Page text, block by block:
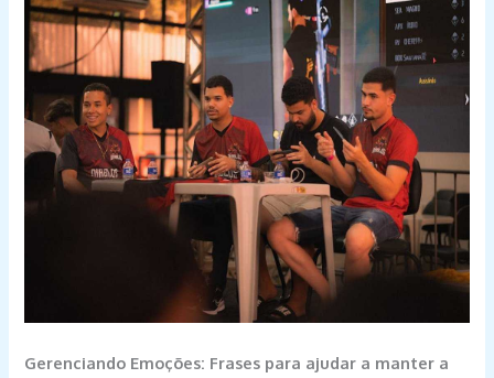
Gerenciando Emoções: Frases para ajudar a manter a